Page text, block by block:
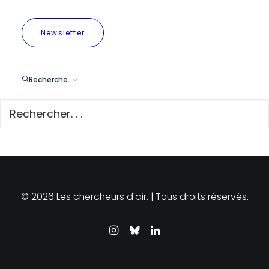
Newsletter
Recherche
© 2026 Les chercheurs d'air. | Tous droits réservés.